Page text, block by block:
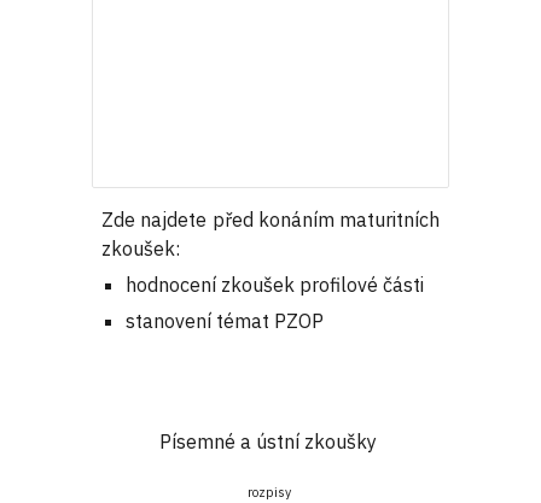
Zde najdete před konáním maturitních
zkoušek:
hodnocení zkoušek profilové části
stanovení témat PZOP
Písemné a ústní zkoušky
rozpisy